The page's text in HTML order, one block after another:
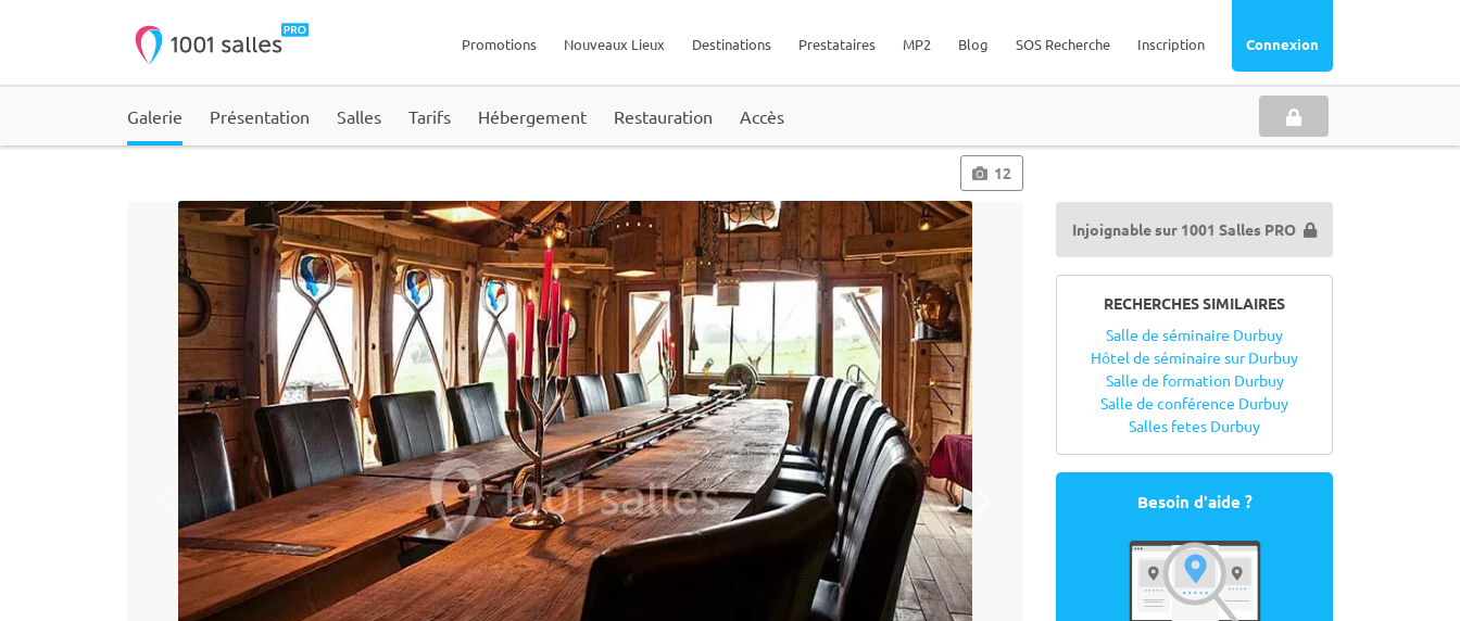
Connexion
Inscription
SOS Recherche
Blog
MP2
Prestataires
Destinations
Nouveaux Lieux
Promotions
Galerie Présentation Salles Tarifs Hébergement Restauration Accès
12
Injoignable sur 1001 Salles PRO
RECHERCHES SIMILAIRES
Salle de séminaire Durbuy
Hôtel de séminaire sur Durbuy
Salle de formation Durbuy
Salle de conférence Durbuy
Salles fetes Durbuy
Besoin d'aide ?